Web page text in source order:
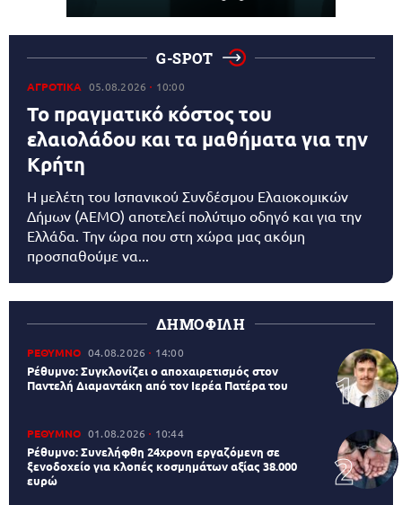
G-SPOT
ΑΓΡΟΤΙΚΑ 05.08.2026 10:00
Το πραγματικό κόστος του
ελαιολάδου και τα μαθήματα για την
Κρήτη
Η μελέτη του Ισπανικού Συνδέσμου Ελαιοκομικών
Δήμων (AEMO) αποτελεί πολύτιμο οδηγό και για την
Ελλάδα. Την ώρα που στη χώρα μας ακόμη
προσπαθούμε να...
ΔΗΜΟΦΙΛΗ
ΡΕΘΥΜΝΟ 04.08.2026 14:00
Ρέθυμνο: Συγκλονίζει ο αποχαιρετισμός στον
Παντελή Διαμαντάκη από τον Ιερέα Πατέρα του
ΡΕΘΥΜΝΟ 01.08.2026 10:44
Ρέθυμνο: Συνελήφθη 24χρονη εργαζόμενη σε
ξενοδοχείο για κλοπές κοσμημάτων αξίας 38.000
ευρώ